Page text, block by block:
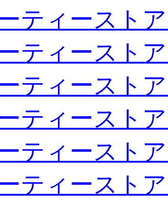
ティースト
ティースト
ティースト
ティースト
ティースト
ティースト